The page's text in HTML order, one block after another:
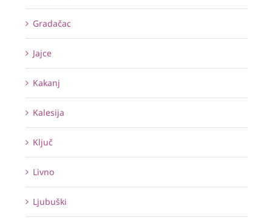
Gradačac
Jajce
Kakanj
Kalesija
Ključ
Livno
Ljubuški